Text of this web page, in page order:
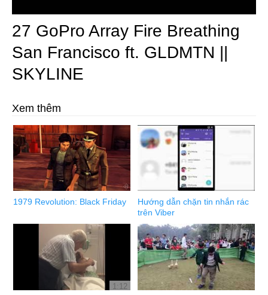
27 GoPro Array Fire Breathing
San Francisco ft. GLDMTN ||
SKYLINE
Xem thêm
1979 Revolution: Black Friday
Hướng dẫn chặn tin nhắn rác
trên Viber
1:12